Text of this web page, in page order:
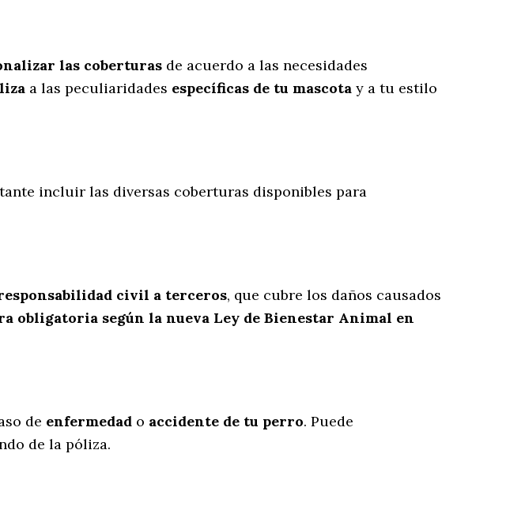
las coberturas de acuerdo a las necesidades
a las peculiaridades específicas de tu mascota y a tu estilo
incluir las diversas coberturas disponibles para
civil a terceros, que cubre los daños causados
obligatoria según la nueva Ley de Bienestar Animal en
de enfermedad o accidente de tu perro. Puede
de la póliza.